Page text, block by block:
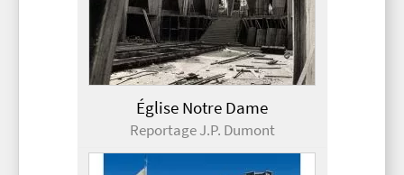
Église Notre Dame
Reportage J.P. Dumont